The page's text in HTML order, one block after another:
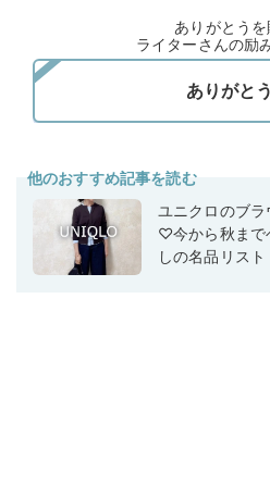
ありがとうを
ライターさんの励
他のおすすめ記事を読む
ユニクロのブ
♡今から秋まで
しの名品リスト